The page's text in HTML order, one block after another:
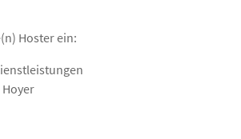
Hoster ein: